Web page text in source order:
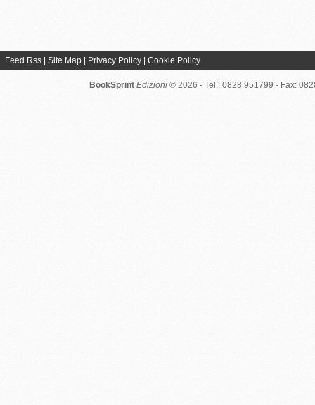
Feed Rss Site Map Privacy Policy Cookie Policy
BookSprint Edizioni © 2026 - Tel.: 0828 951799 - Fax: